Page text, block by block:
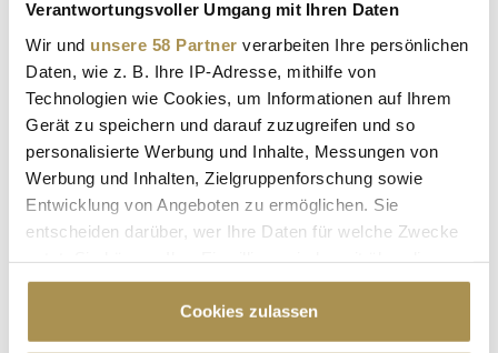
Verantwortungsvoller Umgang mit Ihren Daten
Wir und unsere 58 Partner verarbeiten Ihre persönlichen
Daten, wie z. B. Ihre IP-Adresse, mithilfe von
Technologien wie Cookies, um Informationen auf Ihrem
Gerät zu speichern und darauf zuzugreifen und so
personalisierte Werbung und Inhalte, Messungen von
Werbung und Inhalten, Zielgruppenforschung sowie
Entwicklung von Angeboten zu ermöglichen. Sie
entscheiden darüber, wer Ihre Daten für welche Zwecke
Cookie-Erklärung oder durch Klicken auf das Privacy
Trigger Symbol ändern oder widerrufen
Cookies zulassen